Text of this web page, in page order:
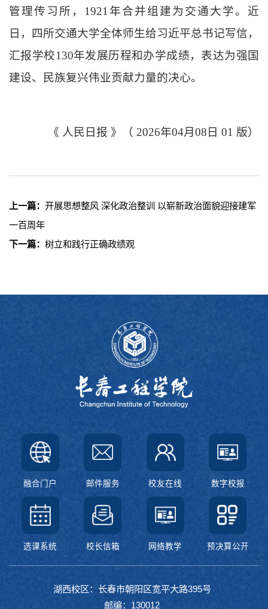
管理传习所，1921年合并组建为交通大学。近
日，四所交通大学全体师生给习近平总书记写信，
汇报学校130年发展历程和办学成绩，表达为强国
建设、民族复兴伟业贡献力量的决心。
《 人民日报 》（ 2026年04月08日 01 版）
上一篇： 开展思想整风 深化政治整训 以崭新政治面貌迎接建军
一百周年
下一篇： 树立和践行正确政绩观
融合门户 邮件服务 校友在线 数字校报
选课系统 校长信箱 网络教学 预决算公开
湖西校区：长春市朝阳区宽平大路395号
邮编：130012